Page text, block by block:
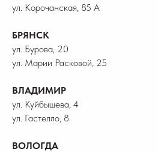
ул. Корочанская, 85 А
БРЯНСК
ул. Бурова, 20
ул. Марии Расковой, 25
ВЛАДИМИР
ул. Куйбышева, 4
ул. Гастелло, 8
ВОЛОГДА